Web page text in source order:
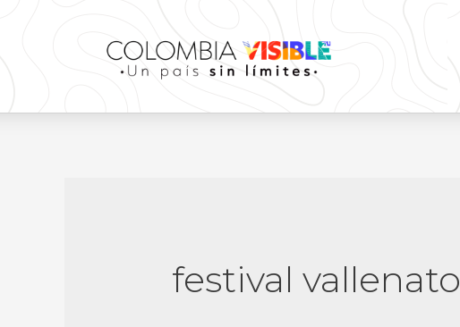
festival vallenato